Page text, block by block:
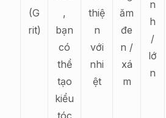
(G
rit)
,
bạn
có
thể
tạo
kiểu
thiệ
n
với
nhi
ệt
ăm
đe
n /
xá
m
n
h
/
lớ
n